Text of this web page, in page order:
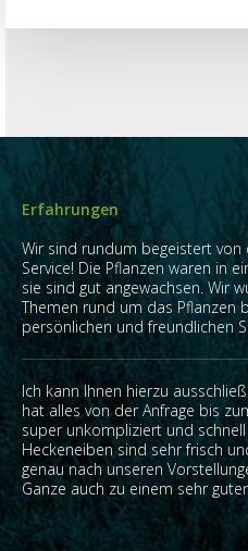
Erfahrungen
Wir sind rundum begeistert
Service! Die Pflanzen waren in
sie sind gut angewachsen. Wir
Themen rund um das Pflanzen
persönlichen und freundlichen
Ich kann Ihnen hierzu
hat alles von der Anfrage bis
super unkompliziert und
Heckeneiben sind sehr frisch
genau nach unseren
Ganze auch zu einem sehr